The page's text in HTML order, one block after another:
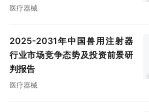
医疗器械
2025-2031年中国兽用注射器
行业市场竞争态势及投资前景研
判报告
医疗器械